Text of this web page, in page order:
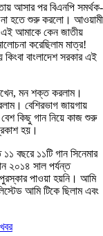
আসার পর বিএনপি সমর্থক-
হতে শুরু করলো। আওয়ামী
এই আমাকে কেন জাতীয়
করেছিলাম মাত্র!
বাংলাদেশ সরকার এই
মন শক্ত করলাম।
বেশিরভাগ জায়গায়
কিছু গান নিয়ে কাজ শুরু
হয়।
বছরে ১১টি গান সিনেমার
২০১৪ সাল পর্যন্ত
পাওয়া হয়নি। আমি
আমি টিকে ছিলাম এবং